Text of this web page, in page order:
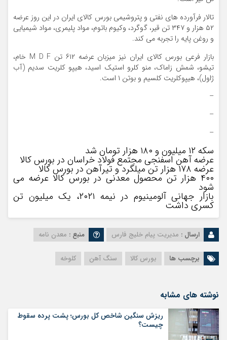
تالار فرآورده های نفتی و پتروشیمی بورس کالای ایران در این روز عرضه
۵۲ هزار و ۳۴۷ تن قیر، گوگرد، وکیوم باتوم، مواد پلیمری، مواد شیمیایی
و روغن پایه را تجربه می کند.
بازار فرعی بورس کالای ایران نیز میزبان عرضه ۶۱۲ تن M D F خام،
تیشو، شمش زاماک، منو کلرو استیک اسید، هیپو کلریت سدیم (آب
ژاول)، هیپوکلریت کلسیم و بوتن ۱ است.
–
–
–
سکه ۱۲ میلیون و ۱۸۰ هزار تومان شد
عرضه آهن اسفنجی مجتمع فولاد خراسان در بورس کالا
عرضه ۱۷۸ هزار تن میلگرد و تیرآهن در بورس کالا
۴۰۰ هزار تن محصول معدنی در بورس کالا عرضه می
شود
بازار جهانی آلومینیوم در نیمه ۲۰۲۱، یک میلیون تن
کسری داشت
ارسال : مدیریت پیام خلیج فارس منبع : معدن نامه
برچسب ها بورس کالا سنگ آهن کلوخه
نوشته های مشابه
ریزش سنگین شاخص کل بورس؛ پشت پرده سقوط
چیست؟